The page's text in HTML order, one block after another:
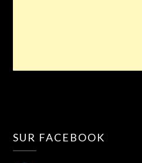
SUR FACEBOOK